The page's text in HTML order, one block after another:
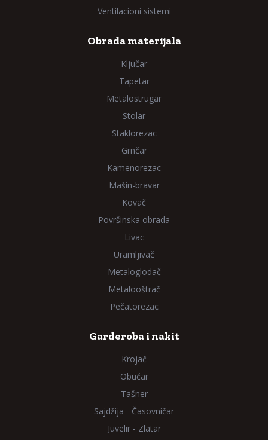
Ventilacioni sistemi
Obrada materijala
Ključar
Tapetar
Metalostrugar
Stolar
Staklorezac
Grnčar
Kamenorezac
Mašin-bravar
Kovač
Površinska obrada
Livac
Uramljivač
Metaloglodač
Metalooštrač
Pečatorezac
Garderoba i nakit
Krojač
Obućar
Tašner
Sajdžija - Časovničar
Juvelir - Zlatar